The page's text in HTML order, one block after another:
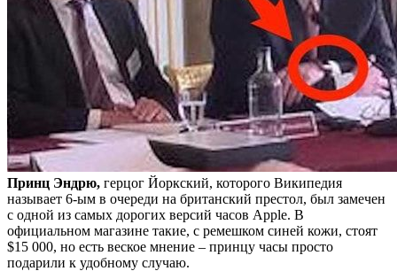
Принц Эндрю, герцог Йоркский, которого Википедия
называет 6-ым в очереди на британский престол, был замечен
с одной из самых дорогих версий часов Apple. В
официальном магазине такие, с ремешком синей кожи, стоят
$15 000, но есть веское мнение – принцу часы просто
подарили к удобному случаю.